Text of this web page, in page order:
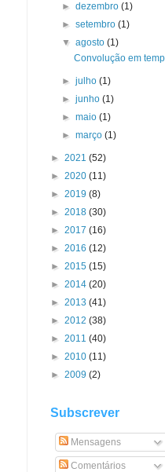
►dezembro(1)
►setembro(1)
▼agosto(1)
Convolução em
►julho(1)
►junho(1)
►maio(1)
►março(1)
► 2021 (52)
► 2020 (11)
► 2019 (8)
► 2018 (30)
► 2017 (16)
► 2016 (12)
► 2015 (15)
► 2014 (20)
► 2013 (41)
► 2012 (38)
► 2011 (40)
► 2010 (11)
► 2009 (2)
Subscrever
Mensagens
Comentários